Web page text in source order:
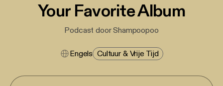
Your Favorite Album
Podcast door Shampoopoo
Engels Cultuur & Vrije Tijd